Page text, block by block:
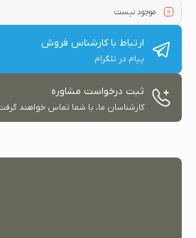
موجود نیست
ارتباط با کارشناس فروش
پیام در تلگرام
ثبت درخواست مشاوره
کارشناسان ما، با شما تماس خواهند